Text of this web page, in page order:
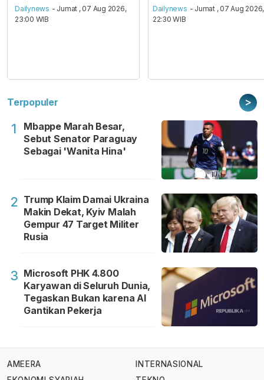
Dailynews - Jumat , 07 Aug 2026,
23:00 WIB
Dailynews - Jumat , 07 Aug 2026,
22:30 WIB
Terpopuler >
1
Mbappe Marah Besar,
Sebut Senator Paraguay
Sebagai 'Wanita Hina'
2 Trump Klaim Damai Ukraina
Makin Dekat, Kyiv Malah
Gempur 47 Target Militer
Rusia
3 Microsoft PHK 4.800
Karyawan di Seluruh Dunia,
Tegaskan Bukan karena AI
Gantikan Pekerja
AMEERA
INTERNASIONAL